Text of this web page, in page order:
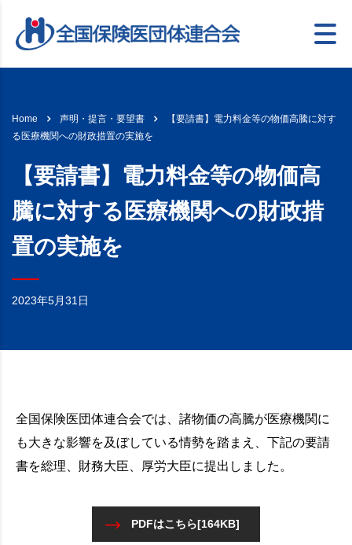
Home 声明・提言・要望書
【要請書】電力料金等の物価高騰に対す
る医療機関への財政措置の実施を
【要請書】電力料金等の物価高
騰に対する医療機関への財政措
置の実施を
2023年5月31日
全国保険医団体連合会では、諸物価の高騰が医療機関に
も大きな影響を及ぼしている情勢を踏まえ、下記の要請
書を総理、財務大臣、厚労大臣に提出しました。
PDFはこちら[164KB]